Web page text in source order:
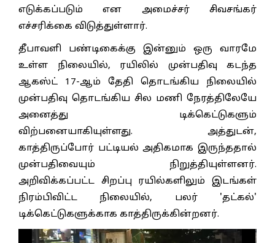
எடுக்கப்படும் என அமைச்சர் சிவசங்கர்
எச்சரிக்கை விடுத்துள்ளார்.
தீபாவளி பண்டிகைக்கு இன்னும் ஒரு வாரமே
உள்ள நிலையில், ரயிலில் முன்பதிவு கடந்த
ஆகஸ்ட் 17-ஆம் தேதி தொடங்கிய நிலையில்
முன்பதிவு தொடங்கிய சில மணி நேரத்திலேயே
அனைத்து டிக்கெட்டுகளும்
விற்பனையாகியுள்ளது. அத்துடன்,
காத்திருப்போர் பட்டியல் அதிகமாக இருந்ததால்
முன்பதிவையும் நிறுத்தியுள்ளனர்.
அறிவிக்கப்பட்ட சிறப்பு ரயில்களிலும் இடங்கள்
நிரம்பிவிட்ட நிலையில், பலர் 'தட்கல்'
டிக்கெட்டுகளுக்காக காத்திருக்கின்றனர்.